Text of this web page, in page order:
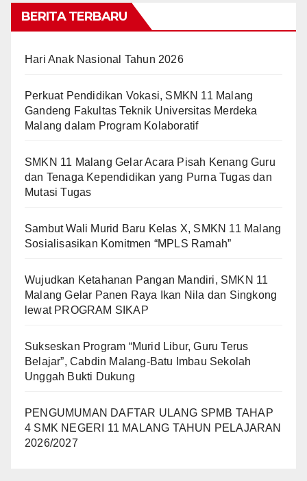
BERITA TERBARU
Hari Anak Nasional Tahun 2026
Perkuat Pendidikan Vokasi, SMKN 11 Malang
Gandeng Fakultas Teknik Universitas Merdeka
Malang dalam Program Kolaboratif
SMKN 11 Malang Gelar Acara Pisah Kenang Guru
dan Tenaga Kependidikan yang Purna Tugas dan
Mutasi Tugas
Sambut Wali Murid Baru Kelas X, SMKN 11 Malang
Sosialisasikan Komitmen “MPLS Ramah”
Wujudkan Ketahanan Pangan Mandiri, SMKN 11
Malang Gelar Panen Raya Ikan Nila dan Singkong
lewat PROGRAM SIKAP
Sukseskan Program “Murid Libur, Guru Terus
Belajar”, Cabdin Malang-Batu Imbau Sekolah
Unggah Bukti Dukung
PENGUMUMAN DAFTAR ULANG SPMB TAHAP
4 SMK NEGERI 11 MALANG TAHUN PELAJARAN
2026/2027